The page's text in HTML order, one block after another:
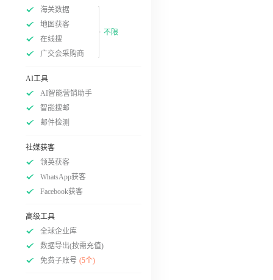
海关数据
地图获客
在线搜
广交会采购商
不限
AI工具
AI智能营销助手
智能搜邮
邮件检测
社媒获客
领英获客
WhatsApp获客
Facebook获客
高级工具
全球企业库
数据导出(按需充值)
免费子账号 (5个)